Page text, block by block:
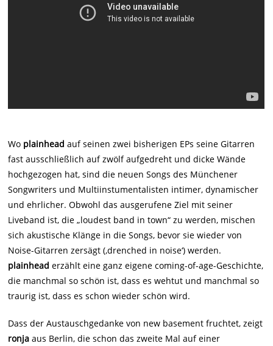
Wo plainhead auf seinen zwei bisherigen EPs seine Gitarren
fast ausschließlich auf zwölf aufgedreht und dicke Wände
hochgezogen hat, sind die neuen Songs des Münchener
Songwriters und Multiinstumentalisten intimer, dynamischer
und ehrlicher. Obwohl das ausgerufene Ziel mit seiner
Liveband ist, die „loudest band in town“ zu werden, mischen
sich akustische Klänge in die Songs, bevor sie wieder von
Noise-Gitarren zersägt (‚drenched in noise‘) werden.
plainhead erzählt eine ganz eigene coming-of-age-Geschichte,
die manchmal so schön ist, dass es wehtut und manchmal so
traurig ist, dass es schon wieder schön wird.
Dass der Austauschgedanke von new basement fruchtet, zeigt
ronja aus Berlin, die schon das zweite Mal auf einer